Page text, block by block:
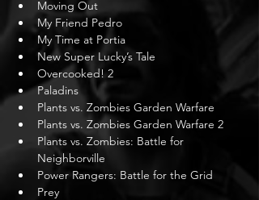
Moving Out
My Friend Pedro
My Time at Portia
New Super Lucky’s Tale
Overcooked! 2
Paladins
Plants vs. Zombies Garden Warfare
Plants vs. Zombies Garden Warfare 2
Plants vs. Zombies: Battle for
Neighborville
Power Rangers: Battle for the Grid
Prey